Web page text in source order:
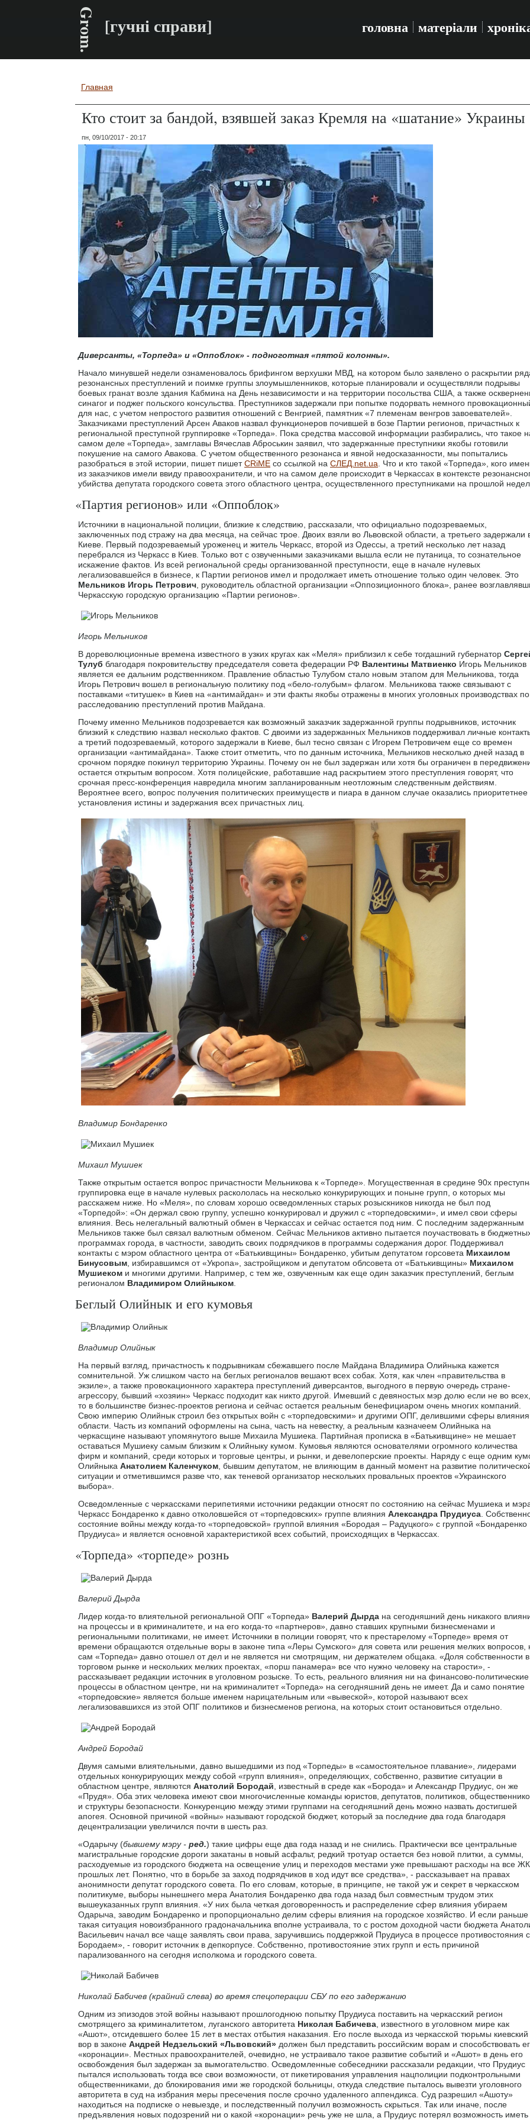
Grom. [гучні справи] головна матеріали
Вы здесь
Главная
Кто стоит за бандой, взявшей заказ Кремля на «шатание» Украины
пн, 09/10/2017 - 20:17
Диверсанты, «Торпеда» и «Оппоблок» - подноготная «пятой колонны».
Начало минувшей недели ознаменовалось брифингом верхушки МВД, на котором было заявлено о раскрытии
резонансных преступлений и поимке группы злоумышленников, которые планировали и осуществляли подрывы
боевых гранат возле здания Кабмина на День независимости и на территории посольства США, а также
синагог и поджег польского консульства. Преступников задержали при попытке подорвать немного
для нас, с учетом непростого развития отношений с Венгрией, памятник «7 племенам венгров завоевателей».
Заказчиками преступлений Арсен Аваков назвал функционеров почившей в бозе Партии регионов, причастных к
региональной преступной группировке «Торпеда». Пока средства массовой информации разбирались, что такое
самом деле «Торпеда», замглавы Вячеслав Аброськин заявил, что задержанные преступники якобы готовили
покушение на самого Авакова. С учетом общественного резонанса и явной недосказанности, мы попытались
разобраться в этой истории, пишет пишетCRiME со ссылкой на СЛЕД.net.ua . Что и кто такой «Торпеда», кого
из заказчиков имели ввиду правоохранители, и что на самом деле происходит в Черкассах в контексте
убийства депутата городского совета этого областного центра, осуществленного преступниками на прошлой
«Партия регионов» или «Оппоблок»
Источники в национальной полиции, близкие к следствию, рассказали, что официально подозреваемых,
заключенных под стражу на два месяца, на сейчас трое. Двоих взяли во Львовской области, а третьего задержали
Киеве. Первый подозреваемый уроженец и житель Черкасс, второй из Одессы, а третий несколько лет назад
перебрался из Черкасс в Киев. Только вот с озвученными заказчиками вышла если не путаница, то сознательное
искажение фактов. Из всей региональной среды организованной преступности, еще в начале нулевых
легализовавшейся в бизнесе, к Партии регионов имел и продолжает иметь отношение только один человек. Это
Мельников Игорь Петрович , руководитель областной организации «Оппозиционного блока», ранее
Черкасскую городскую организацию «Партии регионов».
Игорь Мельников
В дореволюционные времена известного в узких кругах как «Меля» приблизил к себе тогдашний губернатор
Тулуб благодаря покровительству председателя совета федерации РФ Валентины Матвиенко Игорь Мельников
является ее дальним родственником. Правление областью Тулубом стало новым этапом для Мельникова, тогда
Игорь Петрович вошел в региональную политику под «бело-голубым» флагом. Мельникова также связывают с
поставками «титушек» в Киев на «антимайдан» и эти факты якобы отражены в многих уголовных производствах по
расследованию преступлений против Майдана.
Почему именно Мельников подозревается как возможный заказчик задержанной группы подрывников, источник
близкий к следствию назвал несколько фактов. С двоими из задержанных Мельников поддерживал личные
а третий подозреваемый, которого задержали в Киеве, был тесно связан с Игорем Петровичем еще со времен
организации «антимайдана». Также стоит отметить, что по данным источника, Мельников несколько дней назад в
срочном порядке покинул территорию Украины. Почему он не был задержан или хотя бы ограничен в
остается открытым вопросом. Хотя полицейские, работавшие над раскрытием этого преступления говорят, что
срочная пресс-конференция навредила многим запланированным неотложным следственным действиям.
Вероятнее всего, вопрос получения политических преимуществ и пиара в данном случае оказались приоритетнее
установления истины и задержания всех причастных лиц.
Владимир Бондаренко
Михаил Мушиек
Также открытым остается вопрос причастности Мельникова к «Торпеде». Могущественная в средине 90х
группировка еще в начале нулевых раскололась на несколько конкурирующих и поныне групп, о которых мы
расскажем ниже. Но «Меля», по словам хорошо осведомленных старых розыскников никогда не был под
«Торпедой»: «Он держал свою группу, успешно конкурировал и дружил с «торпедовскими», и имел свои сферы
влияния. Весь нелегальный валютный обмен в Черкассах и сейчас остается под ним. С последним задержанным
Мельников также был связал валютным обменом. Сейчас Мельников активно пытается поучаствовать в
программах города, в частности, заводить своих подрядчиков в программы содержания дорог. Поддерживал
контакты с мэром областного центра от «Батькивщины» Бондаренко, убитым депутатом горсовета Михаилом
Бинусовым , избиравшимся от «Укропа», застройщиком и депутатом облсовета от «Батькивщины» Михаилом
Мушиеком и многими другими. Например, с тем же, озвученным как еще один заказчик преступлений, беглым
регионалом Владимиром Олийныком
Беглый Олийнык и его кумовья
Владимир Олийнык
На первый взгляд, причастность к подрывникам сбежавшего после Майдана Владимира Олийныка кажется
сомнительной. Уж слишком часто на беглых регионалов вешают всех собак. Хотя, как член «правительства в
экзиле», а также провокационного характера преступлений диверсантов, выгодного в первую очередь стране-
агрессору, бывший «хозяин» Черкасс подходит как никто другой. Имевший с девяностых мэр долю если не во всех,
то в большинстве бизнес-проектов региона и сейчас остается реальным бенефициаром очень многих компаний.
Свою империю Олийнык строил без открытых войн с «торпедовскими» и другими ОПГ, делившими сферы
области. Часть из компаний оформлены на сына, часть на невестку, а реальным казначеем Олийныка на
черкасщине называют упомянутого выше Михаила Мушиека. Партийная прописка в «Батькивщине» не мешает
оставаться Мушиеку самым близким к Олийныку кумом. Кумовья являются основателями огромного количества
фирм и компаний, среди которых и торговые центры, и рынки, и девелоперские проекты. Наряду с еще одним
Олийныка Анатолием Каленчуком , бывшим депутатом, не влияющим в данный момент на развитие
ситуации и отметившимся разве что, как теневой организатор нескольких провальных проектов «Украинского
выбора».
Осведомленные с черкассками перипетиями источники редакции относят по состоянию на сейчас Мушиека и
Черкасс Бондаренко к давно отколовшейся от «торпедовских» группе влияния Александра Прудиуса .
состояние войны между когда-то «торпедовской» группой влияния «Бородая – Радуцкого» с группой «Бондаренко
Прудиуса» и является основной характеристикой всех событий, происходящих в Черкассах.
«Торпеда» «торпеде» рознь
Валерий Дырда
Лидер когда-то влиятельной региональной ОПГ «Торпеда» Валерий Дырда на сегодняшний день никакого
на процессы и в криминалитете, и на его когда-то «партнеров», давно ставших крупными бизнесменами и
региональными политиками, не имеет. Источники в полиции говорят, что к престарелому «Торпеде» время от
времени обращаются отдельные воры в законе типа «Леры Сумского» для совета или решения мелких вопросов,
сам «Торпеда» давно отошел от дел и не является ни смотрящим, ни держателем общака. «Доля собственности в
торговом рынке и нескольких мелких проектах, «порш панамера» все что нужно человеку на старости», -
рассказывает редакции источник в уголовном розыске. То есть, реального влияния ни на финансово-политические
процессы в областном центре, ни на криминалитет «Торпеда» на сегодняшний день не имеет. Да и само понятие
«торпедовские» является больше именем нарицательным или «вывеской», которой называют всех
легализовавшихся из этой ОПГ политиков и бизнесменов региона, на которых стоит остановиться отдельно.
Андрей Бородай
Двумя самыми влиятельными, давно вышедшими из под «Торпеды» в «самостоятельное плавание», лидерами
отдельных конкурирующих между собой «групп влияния», определяющих, собственно, развитие ситуации в
областном центре, являются Анатолий Бородай , известный в среде как «Борода» и Александр Прудиус, он же
«Прудя». Оба этих человека имеют свои многочисленные команды юристов, депутатов, политиков,
и структуры безопасности. Конкуренцию между этими группами на сегодняшний день можно назвать достигшей
апогея. Основной причиной «войны» называют городской бюджет, который за последние два года благодаря
децентрализации увеличился почти в шесть раз.
«Одарычу (бывшему мэру - ред.) такие цифры еще два года назад и не снились. Практически все центральные
магистральные городские дороги закатаны в новый асфальт, редкий тротуар остается без новой плитки, а суммы,
расходуемые из городского бюджета на освещение улиц и переходов местами уже превышают расходы на все
прошлых лет. Понятно, что в борьбе за заход подрядчиков в ход идут все средства», - рассказывает на правах
анонимности депутат городского совета. По его словам, которые, в принципе, не такой уж и секрет в черкасском
политикуме, выборы нынешнего мера Анатолия Бондаренко два года назад был совместным трудом этих
вышеуказанных групп влияния. «У них была четкая договоренность и распределение сфер влияния убираем
Одарыча, заводим Бондаренко и пропорционально делим сферы влияния на городское хозяйство. И если раньше
такая ситуация новоизбранного градоначальника вполне устраивала, то с ростом доходной части бюджета
Васильевич начал все чаще заявлять свои права, заручившись поддержкой Прудиуса в процессе противостояния с
Бородаем», - говорит источник в депкорпусе. Собственно, противостояние этих групп и есть причиной
парализованного на сегодня исполкома и городского совета.
Николай Бабичев (крайний слева) во время спецоперации СБУ по его задержанию
Одним из эпизодов этой войны называют прошлогоднюю попытку Прудиуса поставить на черкасский регион
смотрящего за криминалитетом, луганского авторитета Николая Бабичева , известного в уголовном мире как
«Ашот», отсидевшего более 15 лет в местах отбытия наказания. Его после выхода из черкасской тюрьмы киевский
вор в законе Андрей Недзельский «Львовский» должен был представить российским ворам и способствовать
«коронации». Местных правоохранителей, очевидно, не устраивало такое развитие событий и «Ашот» в день его
освобождения был задержан за вымогательство. Осведомленные собеседники рассказали редакции, что Прудиус
пытался использовать тогда все свои возможности, от пикетирования управления нацполиции подконтрольными
общественниками, до блокирования ими же городской больницы, откуда следствие пыталось вывезти уголовного
авторитета в суд на избрания меры пресечения после срочно удаленного аппендикса. Суд разрешил «Ашоту»
находиться на подписке о невыезде, и последственный получил возможность скрыться. Так или иначе, после
предъявления новых подозрений ни о какой «коронации» речь уже не шла, а Прудиус потерял возможность иметь